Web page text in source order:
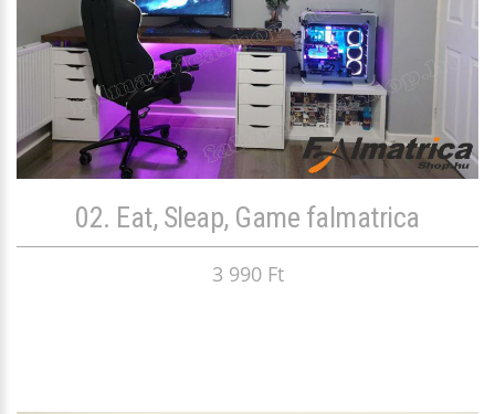
02. Eat, Sleap, Game falmatrica
3 990 Ft